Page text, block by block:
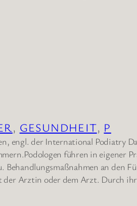
, GESUNDHEIT, P
engl. der International Podiatry
führen in eigener
an den
der Arztin oder dem Arzt. Durch